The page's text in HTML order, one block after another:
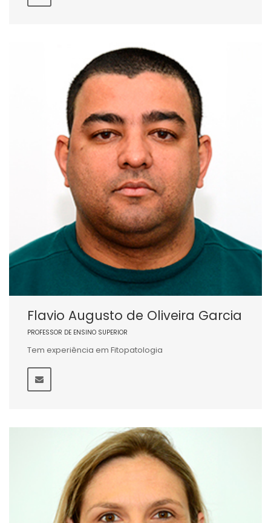
Flavio Augusto de Oliveira Garcia
PROFESSOR DE ENSINO SUPERIOR
Tem experiência em Fitopatologia